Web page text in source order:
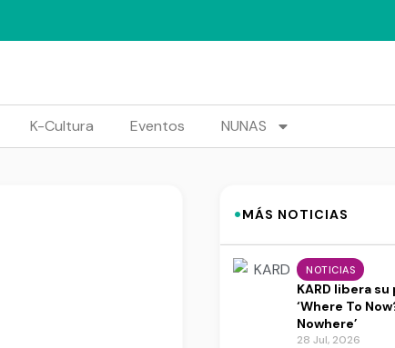
K-Cultura Eventos NUNAS
·MÁS NOTICIAS
NOTICIAS
KARD libera
‘Where To
Nowhere’
28 Jul, 2026